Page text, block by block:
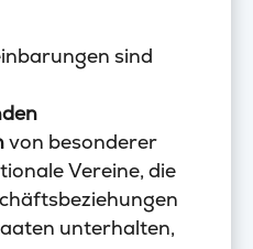
sind
von besonderer
Vereine, die
unterhalten,